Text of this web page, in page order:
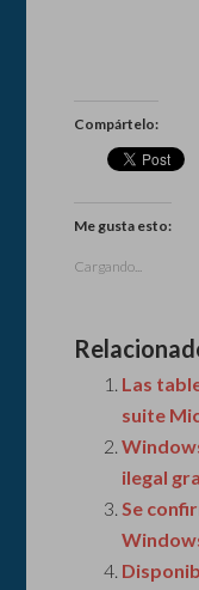
Compártelo:
Me gusta esto:
Cargando...
Las
suite
ilegal
Se